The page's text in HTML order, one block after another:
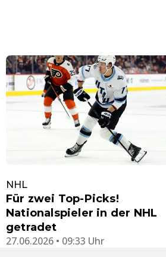
NHL
Für zwei Top-Picks!
Nationalspieler in der NHL
getradet
27.06.2026 • 09:33 Uhr